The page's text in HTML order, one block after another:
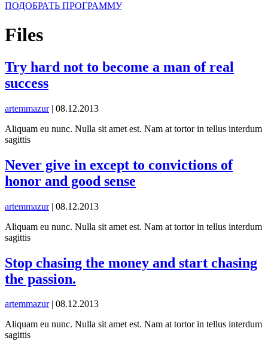
ПОДОБРАТЬ ПРОГРАММУ
Files
Try hard not to become a man of real
success
artemmazur | 08.12.2013
Aliquam eu nunc. Nulla sit amet est. Nam at tortor in tellus interdum
sagittis
Never give in except to convictions of
honor and good sense
artemmazur | 08.12.2013
Aliquam eu nunc. Nulla sit amet est. Nam at tortor in tellus interdum
sagittis
Stop chasing the money and start chasing
the passion.
artemmazur | 08.12.2013
Aliquam eu nunc. Nulla sit amet est. Nam at tortor in tellus interdum
sagittis